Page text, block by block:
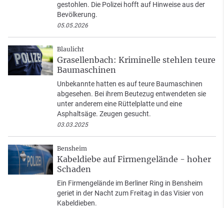
gestohlen. Die Polizei hofft auf Hinweise aus der
Bevölkerung.
05.05.2026
Blaulicht
Grasellenbach: Kriminelle stehlen teure
Baumaschinen
Unbekannte hatten es auf teure Baumaschinen
abgesehen. Bei ihrem Beutezug entwendeten sie
unter anderem eine Rüttelplatte und eine
Asphaltsäge. Zeugen gesucht.
03.03.2025
Bensheim
Kabeldiebe auf Firmengelände - hoher
Schaden
Ein Firmengelände im Berliner Ring in Bensheim
geriet in der Nacht zum Freitag in das Visier von
Kabeldieben.